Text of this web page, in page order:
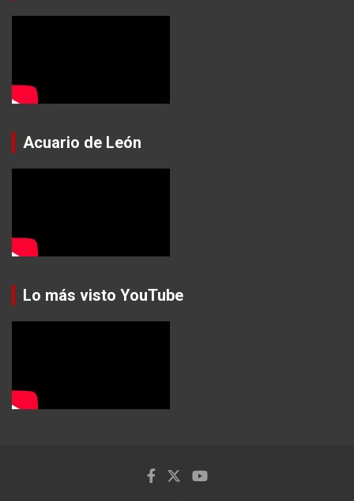
Acuario de León
Lo más visto YouTube